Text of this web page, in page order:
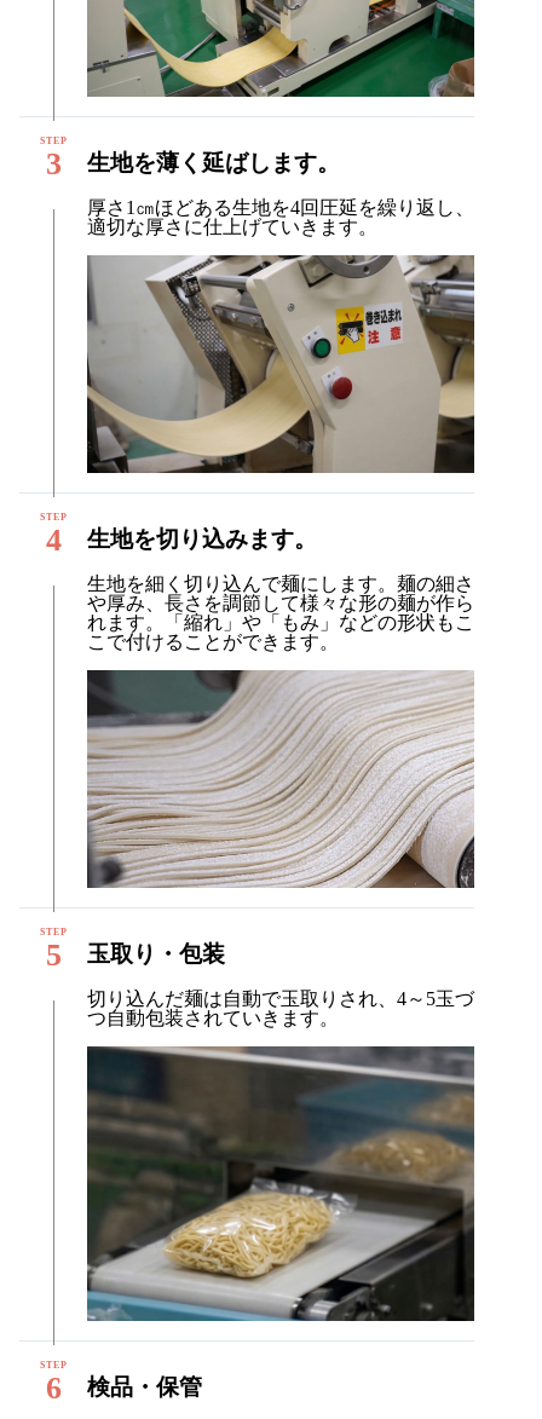
3 生地を薄く延ばします。
厚さ1㎝ほどある生地を4回圧延を繰り返し、
適切な厚さに仕上げていきます。
4 生地を切り込みます。
生地を細く切り込んで麺にします。麺の細さ
や厚み、長さを調節して様々な形の麺が作ら
れます。「縮れ」や「もみ」などの形状もこ
こで付けることができます。
5 玉取り・包装
切り込んだ麺は自動で玉取りされ、4～5玉づ
つ自動包装されていきます。
6 検品・保管